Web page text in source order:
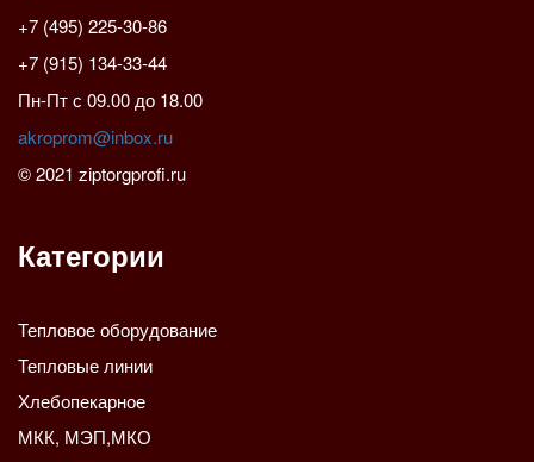
+7 (495) 225-30-86
+7 (915) 134-33-44
Пн-Пт с 09.00 до 18.00
akroprom@inbox.ru
© 2021 ziptorgprofi.ru
Категории
Тепловое оборудование
Тепловые линии
Хлебопекарное
МКК, МЭП,МКО